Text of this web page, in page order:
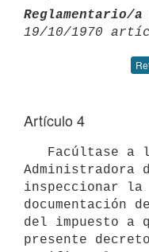
Reglamentario/a
19/10/1970
Artículo 4
Administradora
inspeccionar la
documentación
del impuesto a
presente